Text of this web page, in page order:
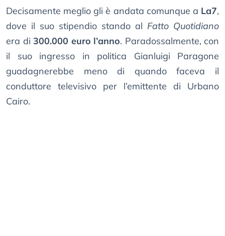
Decisamente meglio gli è andata comunque a La7,
dove il suo stipendio stando al Fatto Quotidiano
era di 300.000 euro l’anno. Paradossalmente, con
il suo ingresso in politica Gianluigi Paragone
guadagnerebbe meno di quando faceva il
conduttore televisivo per l’emittente di Urbano
Cairo.